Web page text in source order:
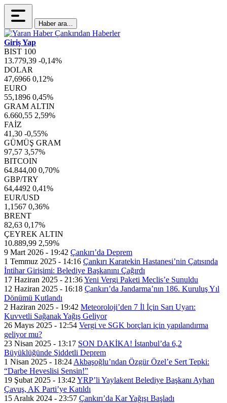
Haber ara...
Giriş Yap
BIST 100
13.779,39 -0,14%
DOLAR
47,6966 0,12%
EURO
55,1896 0,45%
GRAM ALTIN
6.660,55 2,59%
FAİZ
41,30 -0,55%
GÜMÜŞ GRAM
97,57 3,57%
BITCOIN
64.844,00 0,70%
GBP/TRY
64,4492 0,41%
EUR/USD
1,1567 0,36%
BRENT
82,63 0,17%
ÇEYREK ALTIN
10.889,99 2,59%
9 Mart 2026 - 19:42 Çankırı’da Deprem
1 Temmuz 2025 - 14:16 Çankırı Karatekin Hastanesi’nin Çatısında
İntihar Girişimi: Belediye Başkanını Çağırdı
17 Haziran 2025 - 21:36Yeni Vergi Paketi Meclis’e Sunuldu
12 Haziran 2025 - 16:18 Çankırı’da Jandarma’nın 186. Kuruluş Yıl
Dönümü Kutlandı
2 Haziran 2025 - 19:42 Meteoroloji’den 7 İl İçin Sarı Uyarı:
Kuvvetli Sağanak Yağış Geliyor
26 Mayıs 2025 - 12:54 Vergi ve SGK borçları için yapılandırma
geliyor mu?
23 Nisan 2025 - 13:17 SON DAKİKA! İstanbul’da 6,2
Büyüklüğünde Şiddetli Deprem
1 Nisan 2025 - 18:24 Akbaşoğlu’ndan Özgür Özel’e Sert Tepki:
“Darbe Heveslisi Sensin!”
19 Şubat 2025 - 13:42 YRP’li Yaylakent Belediye Başkanı Ayhan
Çavuş, AK Parti’ye Katıldı
15 Aralık 2024 - 23:57 Çankırı’da Kar Yağışı Başladı